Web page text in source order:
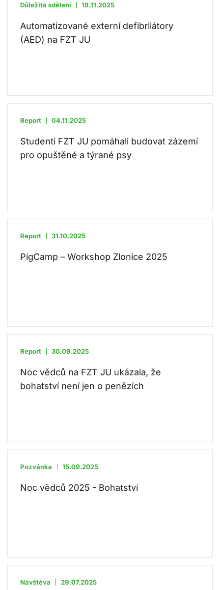
Důležitá sdělení 18.11.2025
Automatizované externí defibrilátory
(AED) na FZT JU
Report 04.11.2025
Studenti FZT JU pomáhali budovat zázemí
pro opuštěné a týrané psy
Report 31.10.2025
PigCamp – Workshop Zlonice 2025
Report 30.09.2025
Noc vědců na FZT JU ukázala, že
bohatství není jen o penězích
Pozvánka 15.09.2025
Noc vědců 2025 - Bohatství
Návštěva 29.07.2025